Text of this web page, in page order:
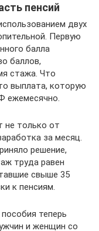
пенсий
двух
Первую
балла
баллов,
стажа. Что
выплата, которую
ежемесячно.
не только от
за месяц.
решение,
труда равен
свыше 35
к пенсиям.
теперь
и женщин со